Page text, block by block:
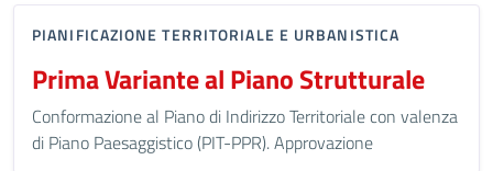
PIANIFICAZIONE TERRITORIALE E URBANISTICA
Prima Variante al Piano Strutturale
Conformazione al Piano di Indirizzo Territoriale con valenza
di Piano Paesaggistico (PIT-PPR). Approvazione